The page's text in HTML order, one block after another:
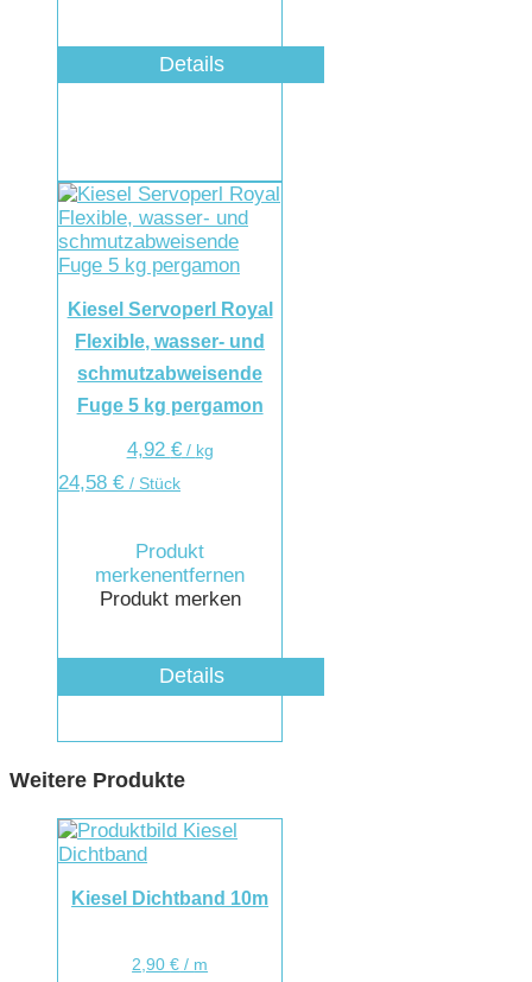
Details
Kiesel Servoperl Royal
Flexible, wasser- und
schmutzabweisende
Fuge 5 kg pergamon
4,92 €/ kg
24,58 € / Stück
Produkt
merkenentfernen
Produkt merken
Details
Weitere Produkte
Kiesel Dichtband 10m
2,90€ / m